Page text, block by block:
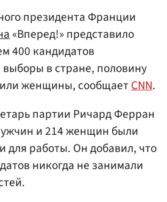
президента Франции
«Вперед!» представило
400 кандидатов
в стране, половину
женщины, сообщаетCNN.
партии Ричард Ферран
и 214 женщин были
для работы. Он добавил, что
никогда не занимали